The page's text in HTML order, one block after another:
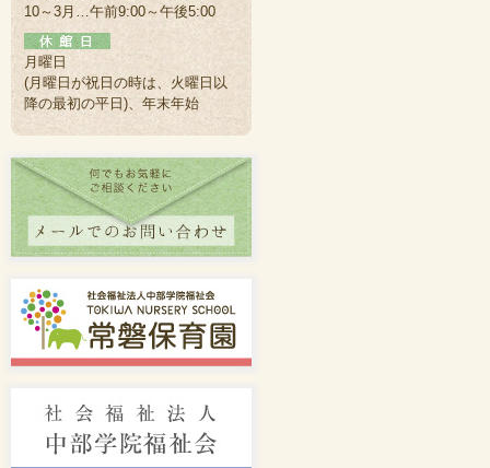
10～3月…午前9:00～午後5:00
月曜日
(月曜日が祝日の時は、火曜日以
降の最初の平日)、年末年始